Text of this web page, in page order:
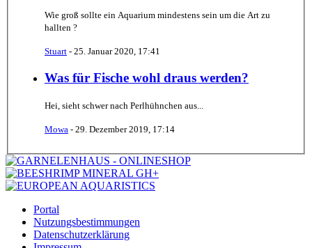
Wie groß sollte ein Aquarium mindestens sein um die Art zu
hallten ?
Stuart - 25. Januar 2020, 17:41
Was für Fische wohl draus werden?
Hei, sieht schwer nach Perlhühnchen aus...
Mowa - 29. Dezember 2019, 17:14
Portal
Nutzungsbestimmungen
Datenschutzerklärung